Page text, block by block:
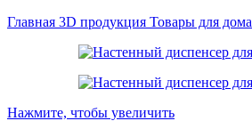
Главная 3D продукция Товары для дома
Нажмите, чтобы увеличить